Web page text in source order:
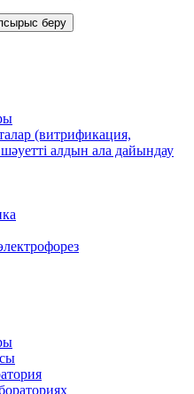
(витрификация,
алдын ала дайындау